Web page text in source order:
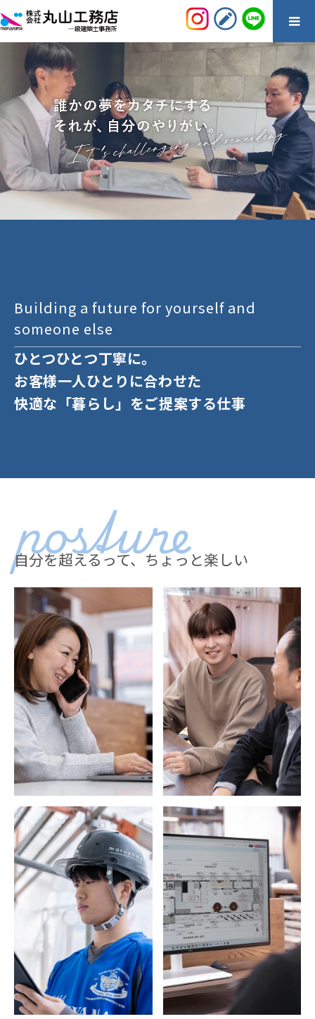
Building a future for yourself and
someone else
ひとつひとつ丁寧に。
お客様一人ひとりに合わせた
快適な「暮らし」をご提案する仕事
posture
自分を超えるって、ちょっと楽しい